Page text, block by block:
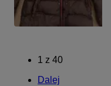
1 z 40
Dalej